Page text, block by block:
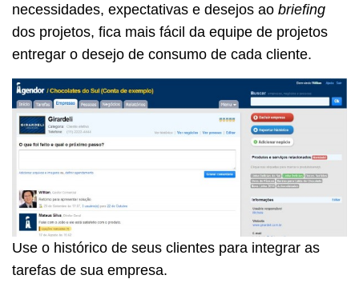
necessidades, expectativas e desejos ao briefing
dos projetos, fica mais fácil da equipe de projetos
entregar o desejo de consumo de cada cliente.
Use o histórico de seus clientes para integrar as
tarefas de sua empresa.